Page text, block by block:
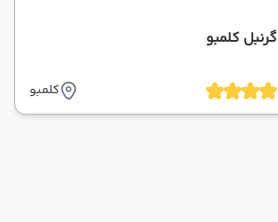
گرنبل کلمبو
کلمبو